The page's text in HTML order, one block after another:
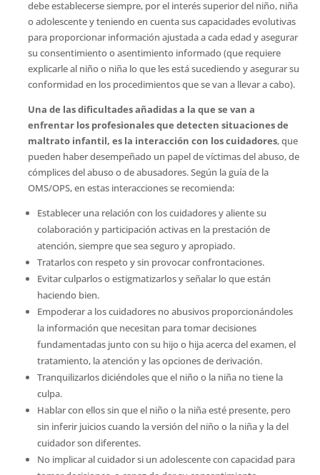
debe establecerse siempre, por el interés superior del niño, niña
o adolescente y teniendo en cuenta sus capacidades evolutivas
para proporcionar información ajustada a cada edad y asegurar
su consentimiento o asentimiento informado (que requiere
explicarle al niño o niña lo que les está sucediendo y asegurar su
conformidad en los procedimientos que se van a llevar a cabo).
Una de las dificultades añadidas a la que se van a
enfrentar los profesionales que detecten situaciones de
maltrato infantil, es la interacción con los cuidadores, que
pueden haber desempeñado un papel de víctimas del abuso, de
cómplices del abuso o de abusadores. Según la guía de la
OMS/OPS, en estas interacciones se recomienda:
Establecer una relación con los cuidadores y aliente su
colaboración y participación activas en la prestación de
atención, siempre que sea seguro y apropiado.
Tratarlos con respeto y sin provocar confrontaciones.
Evitar culparlos o estigmatizarlos y señalar lo que están
haciendo bien.
Empoderar a los cuidadores no abusivos proporcionándoles
la información que necesitan para tomar decisiones
fundamentadas junto con su hijo o hija acerca del examen, el
tratamiento, la atención y las opciones de derivación.
Tranquilizarlos diciéndoles que el niño o la niña no tiene la
culpa.
Hablar con ellos sin que el niño o la niña esté presente, pero
sin inferir juicios cuando la versión del niño o la niña y la del
cuidador son diferentes.
No implicar al cuidador si un adolescente con capacidad para